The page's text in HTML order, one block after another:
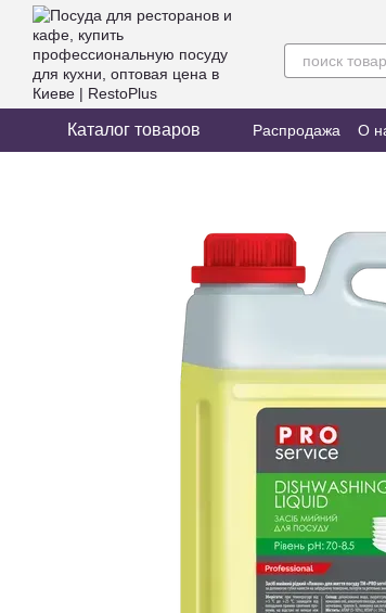
Перейти к основному контенту
Каталог товаров Распродажа О